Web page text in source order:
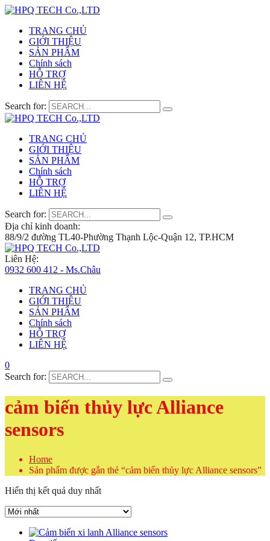
TRANG CHỦ
GIỚI THIỆU
SẢN PHẨM
Chính sách
HỖ TRỢ
LIÊN HỆ
Search for:
TRANG CHỦ
GIỚI THIỆU
SẢN PHẨM
Chính sách
HỖ TRỢ
LIÊN HỆ
Search for:
Địa chỉ kinh doanh:
88/9/2 đường TL40-Phường Thạnh Lộc-Quận 12, TP.HCM
Liên Hệ:
0932 600 412 - Ms.Châu
TRANG CHỦ
GIỚI THIỆU
SẢN PHẨM
Chính sách
HỖ TRỢ
LIÊN HỆ
0
Search for:
cảm biến thủy lực Alliance
sensors
Home
Sản phẩm được gắn thẻ “cảm biến thủy lực Alliance sensors”
Hiển thị kết quả duy nhất